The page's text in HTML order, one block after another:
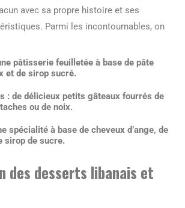
avec sa propre histoire et ses
Parmi les incontournables, on
pâtisserie feuilletée à base de pâte
et de sirop sucré.
: de délicieux petits gâteaux fourrés de
ou de noix.
spécialité à base de cheveux d’ange, de
sirop de sucre.
des desserts libanais et